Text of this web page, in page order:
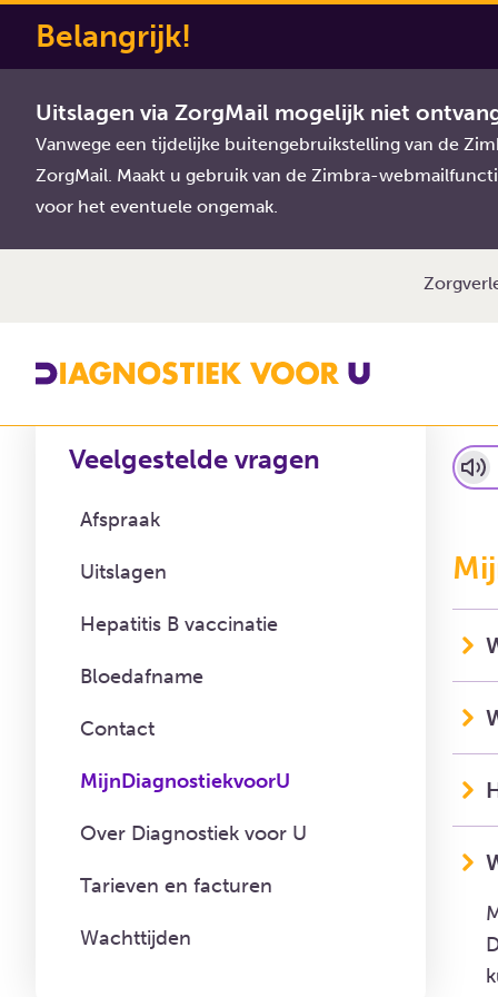
Belangrijk!
Uitslagen via ZorgMail mogelijk niet
Vanwege een tijdelijke buitengebruikstelling van de
ZorgMail. Maakt u gebruik van de Zimbra-
voor het eventuele ongemak.
Diagnostiek Voor U
Veelgestelde vragen
Afspraak
Uitslagen
Hepatitis B vaccinatie
Bloedafname
Contact
MijnDiagnostiekvoorU
Over Diagnostiek voor U
Tarieven en facturen
Wachttijden